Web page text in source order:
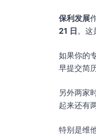
保利发展
21 日。这
如果你的
早提交简
另外两家
起来还有
特别是维